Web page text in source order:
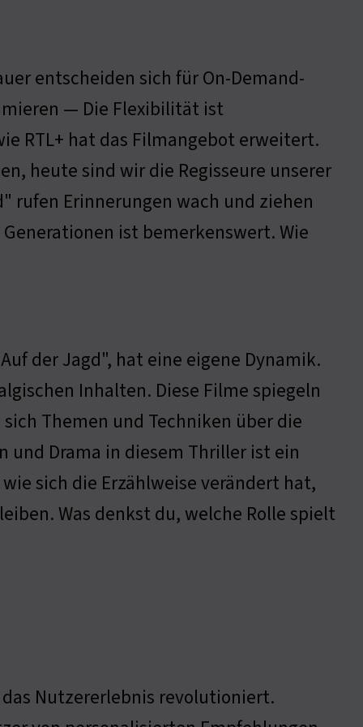
entscheiden sich für On-Demand-
— Die Flexibilität ist
RTL+ hat das Filmangebot erweitert.
heute sind wir die Regisseure unserer
rufen Erinnerungen wach und ziehen
Generationen ist bemerkenswert. Wie
der Jagd", hat eine eigene Dynamik.
Inhalten. Diese Filme spiegeln
Themen und Techniken über die
und Drama in diesem Thriller ist ein
sich die Erzählweise verändert hat,
Was denkst du, welche Rolle spielt
Nutzererlebnis revolutioniert.